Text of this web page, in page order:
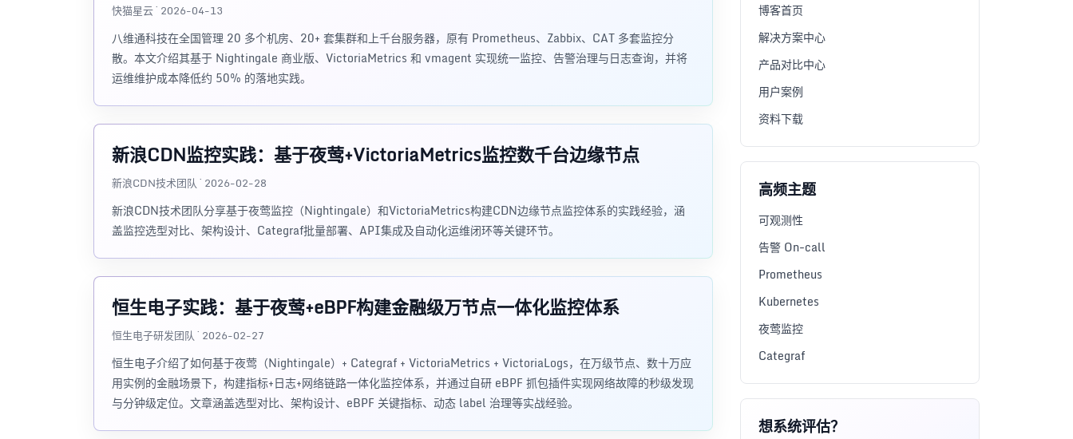
快猫星云 · 2026-04-13
八维通科技在全国管理 20 多个机房、20+ 套集群和上千台服务器，原有 Prometheus、Zabbix、CAT 多套监控分
散。本文介绍其基于 Nightingale 商业版、VictoriaMetrics 和 vmagent 实现统一监控、告警治理与日志查询，并将
运维维护成本降低约 50% 的落地实践。
新浪CDN监控实践：基于夜莺+VictoriaMetrics监控数千台边缘节点
新浪CDN技术团队 · 2026-02-28
新浪CDN技术团队分享基于夜莺监控（Nightingale）和VictoriaMetrics构建CDN边缘节点监控体系的实践经验，涵
盖监控选型对比、架构设计、Categraf批量部署、API集成及自动化运维闭环等关键环节。
恒生电子实践：基于夜莺+eBPF构建金融级万节点一体化监控体系
恒生电子研发团队 · 2026-02-27
恒生电子介绍了如何基于夜莺（Nightingale）+ Categraf + VictoriaMetrics + VictoriaLogs，在万级节点、数十万应
用实例的金融场景下，构建指标+日志+网络链路一体化监控体系，并通过自研 eBPF 抓包插件实现网络故障的秒级发现
与分钟级定位。文章涵盖选型对比、架构设计、eBPF 关键指标、动态 label 治理等实战经验。
博客首页
解决方案中心
产品对比中心
用户案例
资料下载
高频主题
可观测性
告警 On-call
Prometheus
Kubernetes
夜莺监控
Categraf
想系统评估？